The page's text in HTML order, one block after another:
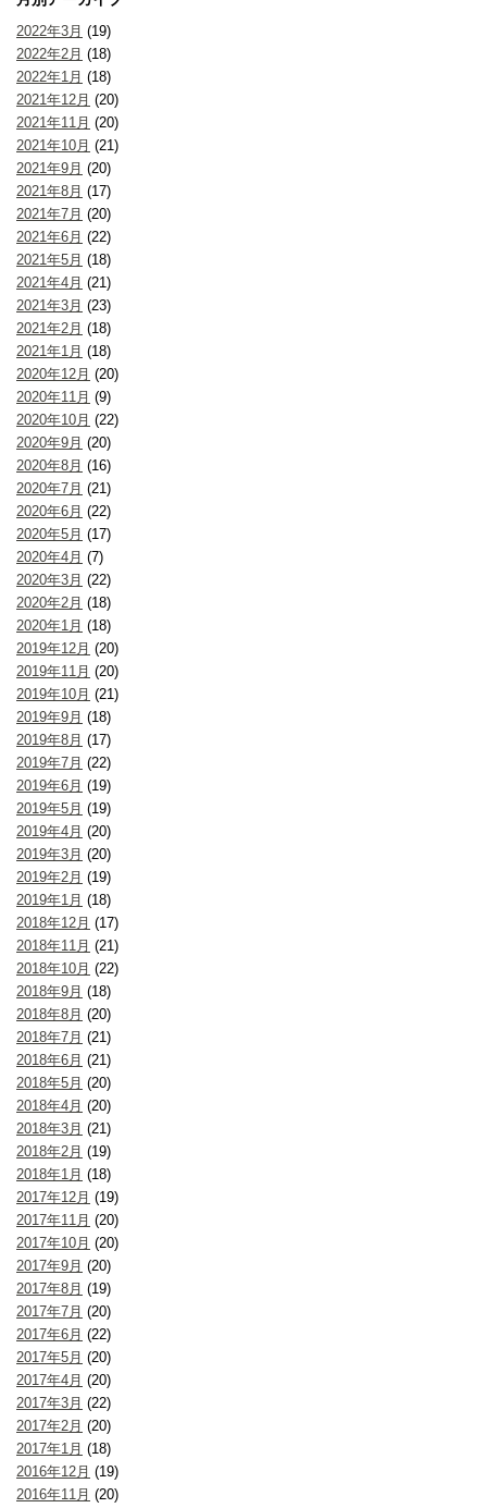
2022年3月 (19)
2022年2月 (18)
2022年1月 (18)
2021年12月 (20)
2021年11月 (20)
2021年10月 (21)
2021年9月 (20)
2021年8月 (17)
2021年7月 (20)
2021年6月 (22)
2021年5月 (18)
2021年4月 (21)
2021年3月 (23)
2021年2月 (18)
2021年1月 (18)
2020年12月 (20)
2020年11月 (9)
2020年10月 (22)
2020年9月 (20)
2020年8月 (16)
2020年7月 (21)
2020年6月 (22)
2020年5月 (17)
2020年4月 (7)
2020年3月 (22)
2020年2月 (18)
2020年1月 (18)
2019年12月 (20)
2019年11月 (20)
2019年10月 (21)
2019年9月 (18)
2019年8月 (17)
2019年7月 (22)
2019年6月 (19)
2019年5月 (19)
2019年4月 (20)
2019年3月 (20)
2019年2月 (19)
2019年1月 (18)
2018年12月 (17)
2018年11月 (21)
2018年10月 (22)
2018年9月 (18)
2018年8月 (20)
2018年7月 (21)
2018年6月 (21)
2018年5月 (20)
2018年4月 (20)
2018年3月 (21)
2018年2月 (19)
2018年1月 (18)
2017年12月 (19)
2017年11月 (20)
2017年10月 (20)
2017年9月 (20)
2017年8月 (19)
2017年7月 (20)
2017年6月 (22)
2017年5月 (20)
2017年4月 (20)
2017年3月 (22)
2017年2月 (20)
2017年1月 (18)
2016年12月 (19)
2016年11月 (20)